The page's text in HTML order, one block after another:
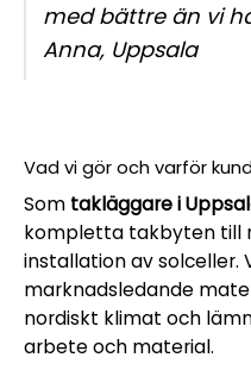
med bättre än vi
Anna, Uppsala
Vad vi gör och varför
Som takläggare i
kompletta takbyten till
installation av solceller.
marknadsledande
nordiskt klimat och
arbete och material.